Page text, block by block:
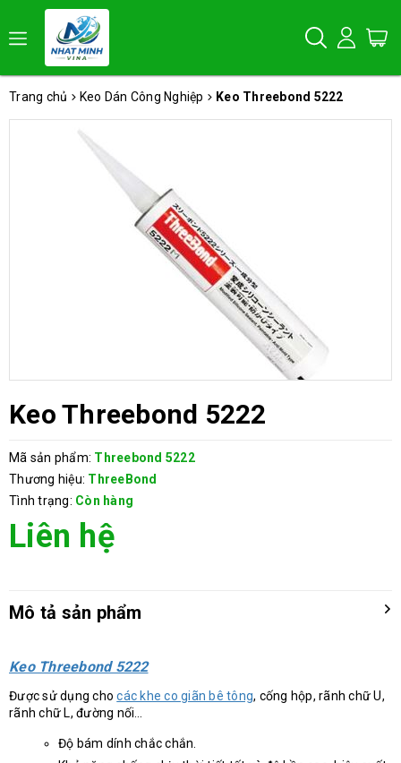
Trang chủ Keo Dán Công Nghiệp Keo Threebond 5222
Keo Threebond 5222
Mã sản phẩm: Threebond 5222
Thương hiệu: ThreeBond
Tình trạng: Còn hàng
Liên hệ
Mô tả sản phẩm
Keo Threebond 5222
Được sử dụng chocác khe co giãn bê tông, cống hộp, rãnh chữ U,
rãnh chữ L, đường nối…
Độ bám dính chắc chắn.